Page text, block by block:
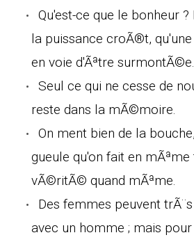
Qu'est-ce que le bonheur
la puissance croÃ®t,
en voie d'Ãªtre surmontÃ©e.
Seul ce qui ne cesse de
reste dans la mÃ©moire.
On ment bien de la
gueule qu'on fait en
vÃ©ritÃ© quand mÃªme.
Des femmes peuvent
avec un homme ; mais